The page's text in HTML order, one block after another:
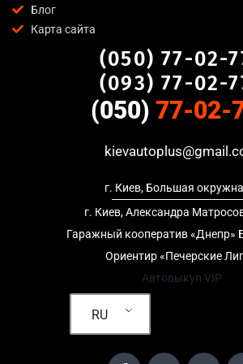
предоставляем полный пакет
Гибкий подход
Пуща-Водица, Киев для осмотра авто
Честные цены — предлагаем до 95%
стоимости даже за авто после
персональных данных, отсутствие
Любое состояние автомобиля— мы
ДТП, неисправные, не на ходу, с
в кредите и с просроченной
Кому подойдет автовыкуп в
Услуга автовыкуп в Пуща-Водица, Киев
Блог
Карта сайта
(050) 77-02-
(093) 77-02-
(050) 77-02-
г. Киев, Большая
г. Киев, Александра
Гаражный кооператив «Днепр»
Ориентир «Печерские
Автовыкуп VIP
RU